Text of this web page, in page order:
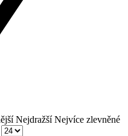
NejdražšíNejvíce zlevněné